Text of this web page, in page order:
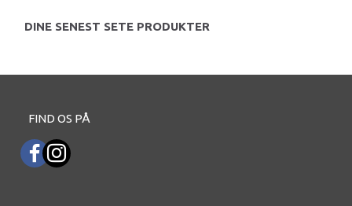
DINE SENEST SETE PRODUKTER
FIND OS PÅ